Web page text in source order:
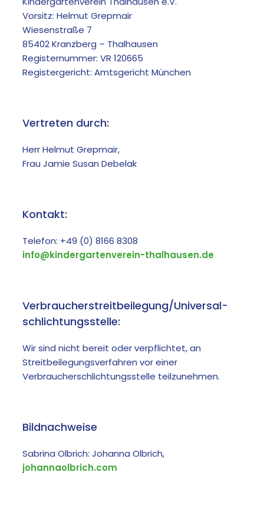
Vorsitz: Helmut Grepmair
Wiesenstraße 7
85402 Kranzberg – Thalhausen
Registernummer: VR 120665
Registergericht: Amtsgericht München
Vertreten durch:
Herr Helmut Grepmair,
Frau Jamie Susan Debelak
Kontakt:
Telefon: +49 (0) 8166 8308
info@kindergartenverein-thalhausen.de
Verbraucher­streit­beilegung/Universal­
schlichtungs­stelle:
Wir sind nicht bereit oder verpflichtet, an
Streitbeilegungsverfahren vor einer
Verbraucherschlichtungsstelle teilzunehmen.
Bildnachweise
Sabrina Olbrich: Johanna Olbrich,
johannaolbrich.com